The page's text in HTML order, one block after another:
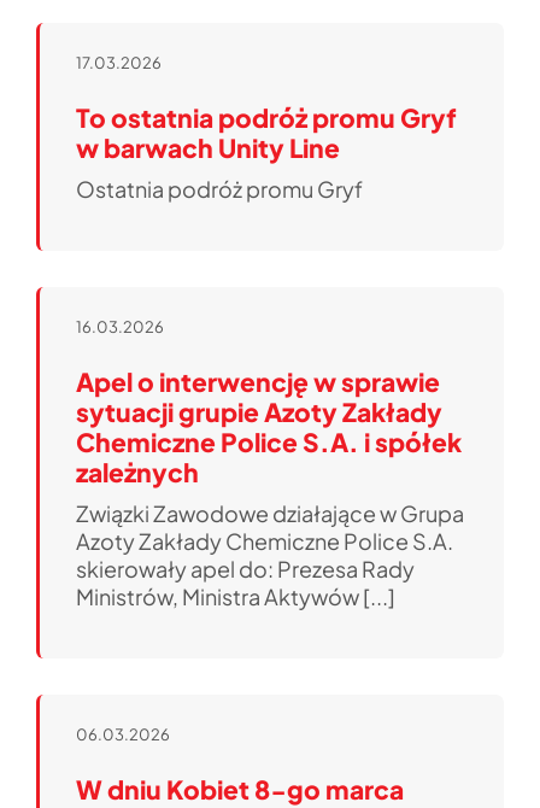
17.03.2026
To ostatnia podróż promu Gryf
w barwach Unity Line
Ostatnia podróż promu Gryf
16.03.2026
Apel o interwencję w sprawie
sytuacji grupie Azoty Zakłady
Chemiczne Police S.A. i spółek
zależnych
Związki Zawodowe działające w Grupa
Azoty Zakłady Chemiczne Police S.A.
skierowały apel do: Prezesa Rady
Ministrów, Ministra Aktywów [...]
06.03.2026
W dniu Kobiet 8-go marca